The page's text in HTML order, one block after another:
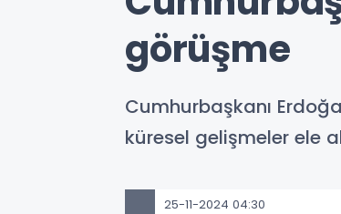
görüşme
Cumhurbaşkanı
küresel gelişmeler ele
25-11-2024 04:30